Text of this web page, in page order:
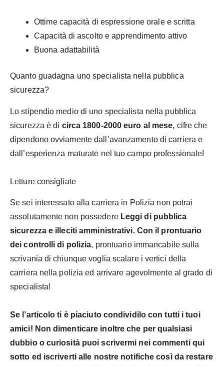
Ottime capacità di espressione orale e scritta
Capacità di ascolto e apprendimento attivo
Buona adattabilità
Quanto guadagna uno specialista nella pubblica
sicurezza?
Lo stipendio medio di uno specialista nella pubblica
sicurezza è di circa 1800-2000 euro al mese, cifre che
dipendono ovviamente dall’avanzamento di carriera e
dall’esperienza maturate nel tuo campo professionale!
Letture consigliate
Se sei interessato alla carriera in Polizia non potrai
assolutamente non possedere Leggi di pubblica
sicurezza e illeciti amministrativi. Con il prontuario
dei controlli di polizia, prontuario immancabile sulla
scrivania di chiunque voglia scalare i vertici della
carriera nella polizia ed arrivare agevolmente al grado di
specialista!
Se l’articolo ti è piaciuto condividilo con tutti i tuoi
amici! Non dimenticare inoltre che per qualsiasi
dubbio o curiosità puoi scrivermi nei commenti qui
sotto ed iscriverti alle nostre notifiche così da restare